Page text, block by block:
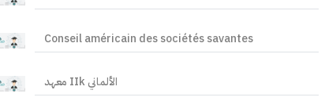
Conseil américain des sociétés savantes
معهد IIk الألماني